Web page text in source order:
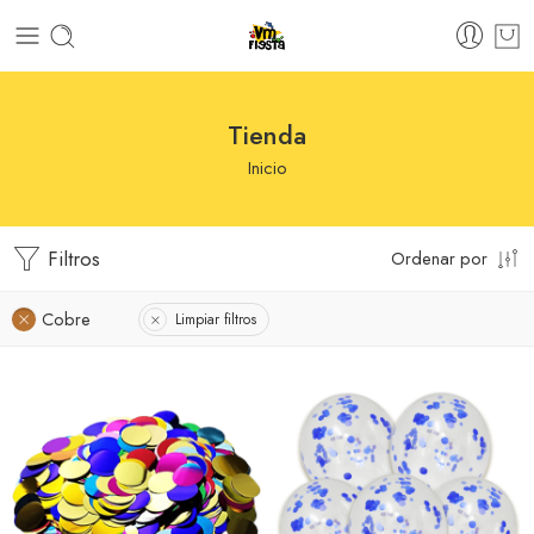
Tienda
Inicio
Filtros Ordenar por
Cobre Limpiar filtros
Azul
Negro
Azul
Rojo